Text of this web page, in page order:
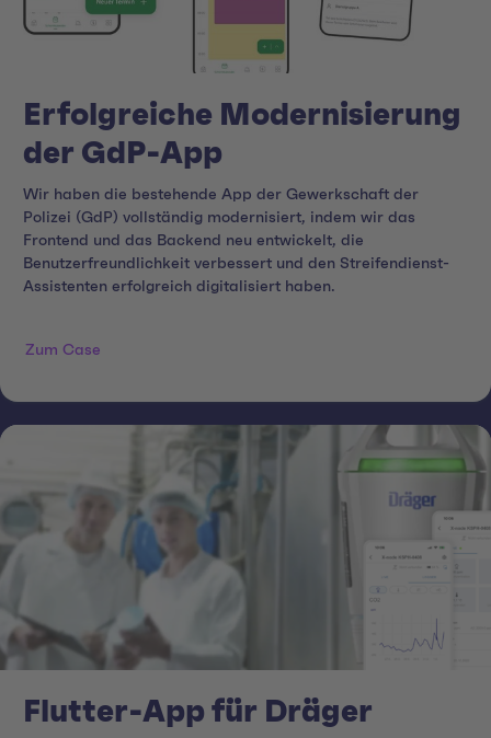
Erfolgreiche Modernisierung
der GdP-App
Wir haben die bestehende App der Gewerkschaft der
Polizei (GdP) vollständig modernisiert, indem wir das
Frontend und das Backend neu entwickelt, die
Benutzerfreundlichkeit verbessert und den Streifendienst-
Assistenten erfolgreich digitalisiert haben.
Zum Case
Flutter-App für Dräger